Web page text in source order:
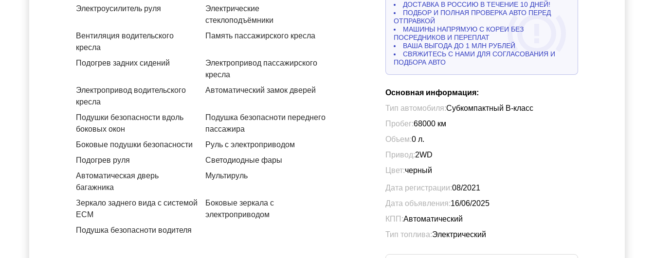
Электроусилитель руля
Электрические
стеклоподъёмники
Вентиляция водительского
кресла
Память пассажирского кресла
Подогрев задних сидений
Электропривод пассажирского
кресла
Электропривод водительского
кресла
Автоматический замок дверей
Подушки безопасности вдоль
боковых окон
Подушка безопасноти переднего
пассажира
Боковые подушки безопасности
Руль с электроприводом
Подогрев руля
Светодиодные фары
Автоматическая дверь
багажника
Мультируль
Зеркало заднего вида с системой
ЕСМ
Боковые зеркала с
электроприводом
Подушка безопасноти водителя
ДОСТАВКА В РОССИЮ В ТЕЧЕНИЕ 10 ДНЕЙ!
ПОДБОР И ПОЛНАЯ ПРОВЕРКА АВТО ПЕРЕД
ОТПРАВКОЙ
МАШИНЫ НАПРЯМУЮ С КОРЕИ БЕЗ
ПОСРЕДНИКОВ И ПЕРЕПЛАТ
ВАША ВЫГОДА ДО 1 МЛН РУБЛЕЙ
СВЯЖИТЕСЬ С НАМИ ДЛЯ СОГЛАСОВАНИЯ И
ПОДБОРА АВТО
Основная информация:
Тип автомобиля:Субкомпактный B-класс
Пробег:68000 км
Объем:0 л.
Привод:2WD
Цвет:черный
Дата регистрации:08/2021
Дата объявления:16/06/2025
КПП:Автоматический
Тип топлива:Электрический